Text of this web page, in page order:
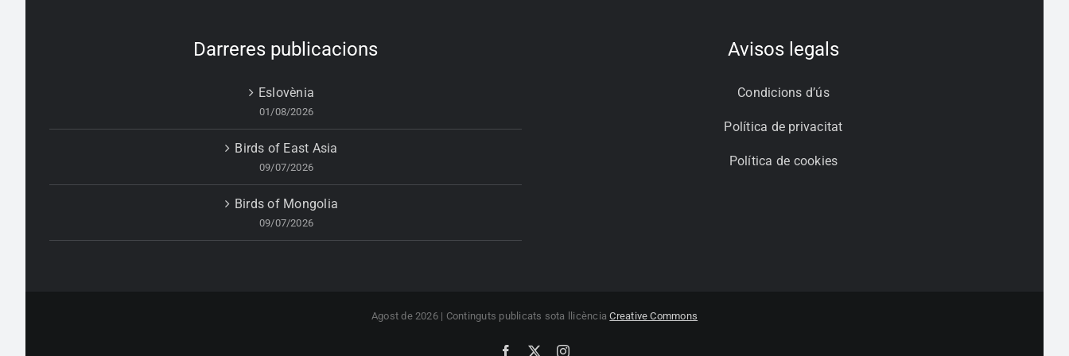
Darreres publicacions
Eslovènia
01/08/2026
Birds of East Asia
09/07/2026
Birds of Mongolia
09/07/2026
Avisos legals
Condicions d’ús
Política de privacitat
Política de cookies
Agost de 2026 | Continguts publicats sota llicènciaCreative Commons
Facebook Instagram